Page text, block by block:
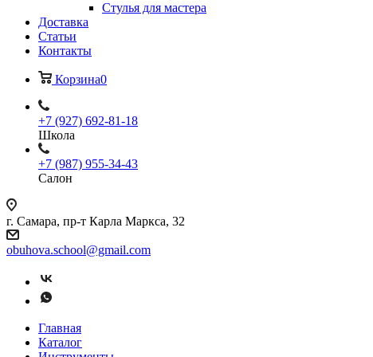
Стулья для мастера
Доставка
Cтатьи
Контакты
Корзина0
+7 (927) 692-81-18
Школа
+7 (987) 955-34-43
Салон
г. Самара, пр-т Карла Маркса, 32
obuhova.school@gmail.com
Главная
Каталог